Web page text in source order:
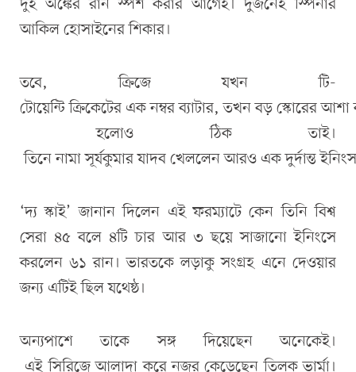
দুই অঙ্কের রান স্পর্শ করার আগেই। দুজনেই স্পিনার
আকিল হোসাইনের শিকার।
তবে, ক্রিজে যখন টি-
টোয়েন্টি ক্রিকেটের এক নম্বর ব্যাটার, তখন বড় স্কোরের আশা
হলোও ঠিক তাই।
তিনে নামা সূর্যকুমার যাদব খেললেন আরও এক দুর্দান্ত
‘দ্য স্কাই’ জানান দিলেন এই ফরম্যাটে কেন তিনি বিশ্ব
সেরা ৪৫ বলে ৪টি চার আর ৩ ছয়ে সাজানো ইনিংসে
করলেন ৬১ রান। ভারতকে লড়াকু সংগ্রহ এনে দেওয়ার
জন্য এটিই ছিল যথেষ্ঠ।
অন্যপাশে তাকে সঙ্গ দিয়েছেন অনেকেই।
এই সিরিজে আলাদা করে নজর কেড়েছেন তিলক ভার্মা।